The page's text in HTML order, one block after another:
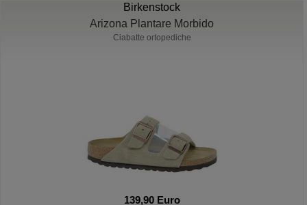
Birkenstock
Arizona Plantare Morbido
Ciabatte ortopediche
139,90 Euro